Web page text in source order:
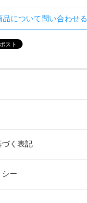
品について問い合わせる
づく表記
シー